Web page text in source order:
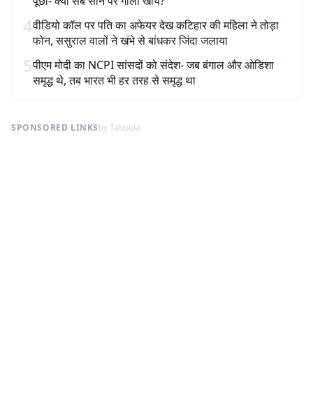
4वीडियो कॉल पर पति का अफेयर देख कटिहार की महिला ने तोड़ा
फोन, ससुराल वालों ने खंभे से बांधकर जिंदा जलाया
5पीएम मोदी का NCPI सांसदों को संदेश- जब बंगाल और ओडिशा
समृद्ध थे, तब भारत भी हर तरह से समृद्ध था
SPONSORED LINKSby Taboola